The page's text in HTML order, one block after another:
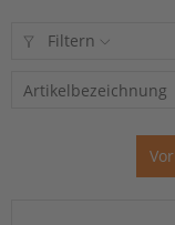
Filtern